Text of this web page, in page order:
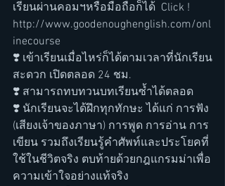
เรียนผ่านคอมฯหรือมือถือก็ได้  Click !
http://www.goodenoughenglish.com/onl
inecourse
❣️ เข้าเรียนเมื่อไหร่ก็ได้ตามเวลาที่นักเรียน
สะดวก เปิดตลอด 24 ชม.
❣️ สามารถทบทวนบทเรียนซ้ำได้ตลอด
❣️ นักเรียนจะได้ฝึกทุกทักษะ ได้แก่ การฟัง
(เสียงเจ้าของภาษา) การพูด การอ่าน การ
เขียน รวมถึงเรียนรู้คำศัพท์และประโยคที่
ใช้ในชีวิตจริง ตบท้ายด้วยกฎแกรมม่าเพื่อ
ความเข้าใจอย่างแท้จริง